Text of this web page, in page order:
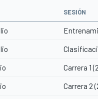
SESIÓN
Carrera 1
Carrera 2